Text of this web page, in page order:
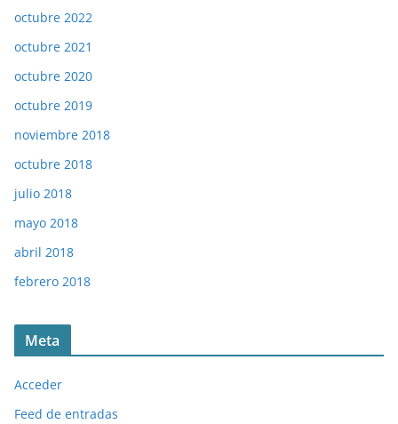
octubre 2022
octubre 2021
octubre 2020
octubre 2019
noviembre 2018
octubre 2018
julio 2018
mayo 2018
abril 2018
febrero 2018
Meta
Acceder
Feed de entradas